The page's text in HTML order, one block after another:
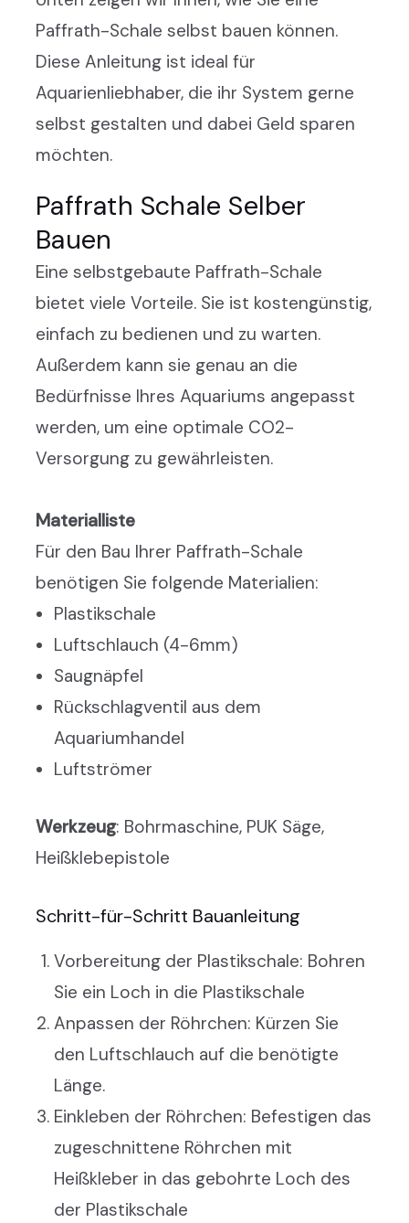
Paffrath-Schale selbst bauen können.
Diese Anleitung ist ideal für
Aquarienliebhaber, die ihr System gerne
selbst gestalten und dabei Geld sparen
möchten.
Paffrath Schale Selber
Bauen
Eine selbstgebaute Paffrath-Schale
bietet viele Vorteile. Sie ist kostengünstig,
einfach zu bedienen und zu warten.
Außerdem kann sie genau an die
Bedürfnisse Ihres Aquariums angepasst
werden, um eine optimale CO2-
Versorgung zu gewährleisten.
Materialliste
Für den Bau Ihrer Paffrath-Schale
benötigen Sie folgende Materialien:
Plastikschale
Luftschlauch (4-6mm)
Saugnäpfel
Rückschlagventil aus dem
Aquariumhandel
Luftströmer
Werkzeug: Bohrmaschine, PUK Säge,
Heißklebepistole
Schritt-für-Schritt Bauanleitung
Vorbereitung der Plastikschale: Bohren
Sie ein Loch in die Plastikschale
Anpassen der Röhrchen: Kürzen Sie
den Luftschlauch auf die benötigte
Länge.
Einkleben der Röhrchen: Befestigen das
zugeschnittene Röhrchen mit
Heißkleber in das gebohrte Loch des
der Plastikschale